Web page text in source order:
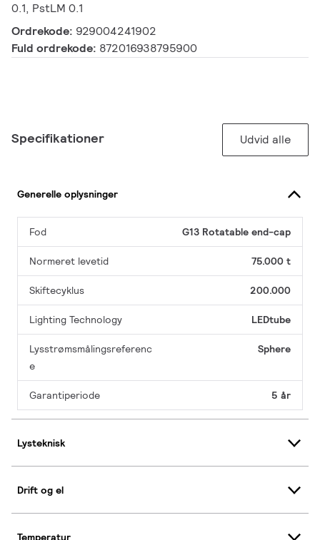
0.1, PstLM 0.1
Ordrekode: 929004241902
Fuld ordrekode: 872016938795900
Specifikationer Udvid alle
Generelle oplysninger
Fod G13 Rotatable end-cap
Normeret levetid 75.000 t
Skiftecyklus 200.000
Lighting Technology LEDtube
Lysstrømsmålingsreferenc
e
Sphere
Garantiperiode 5 år
Lysteknisk
Drift og el
Temperatur